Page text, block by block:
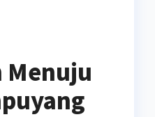
Menuju